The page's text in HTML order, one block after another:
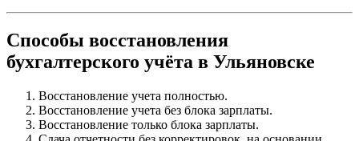
Способы восстановления
бухгалтерского учёта в Ульяновске
Восстановление учета полностью.
Восстановление учета без блока зарплаты.
Восстановление только блока зарплаты.